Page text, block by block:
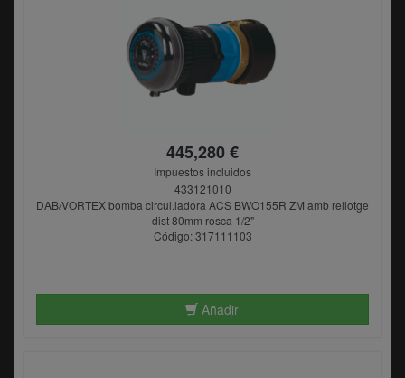
445,280 €
Impuestos incluidos
433121010
DAB/VORTEX bomba circul.ladora ACS BWO155R ZM amb rellotge
dist 80mm rosca 1/2"
Código: 317111103
Añadir